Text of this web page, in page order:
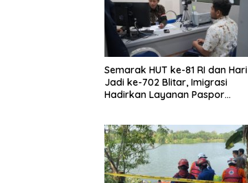
Semarak HUT ke-81 RI dan Hari
Jadi ke-702 Blitar, Imigrasi
Hadirkan Layanan Paspor